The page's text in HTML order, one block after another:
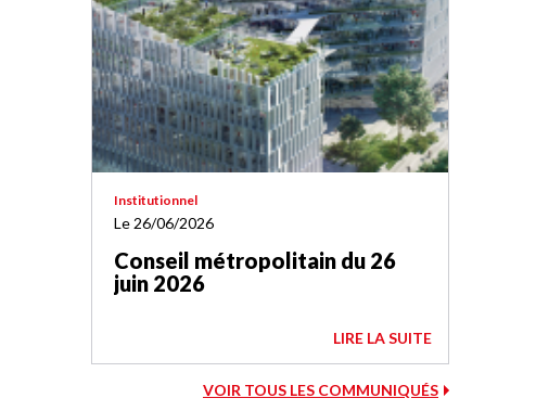
VOIR TOUS LES COMMUNIQUÉS
Institutionnel
Le 26/06/2026
Conseil métropolitain du 26
juin 2026
LIRE LA SUITE